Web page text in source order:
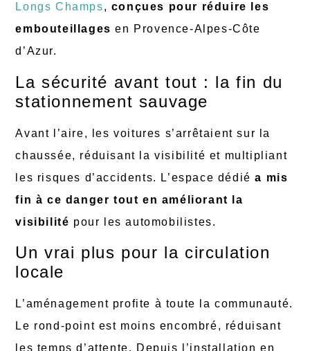
Longs Champs, conçues pour réduire les
embouteillages en Provence-Alpes-Côte
d’Azur.
La sécurité avant tout : la fin du
stationnement sauvage
Avant l’aire, les voitures s’arrêtaient sur la
chaussée, réduisant la visibilité et multipliant
les risques d’accidents. L’espace dédiéa mis
fin à ce danger tout en améliorant la
visibilité pour les automobilistes.
Un vrai plus pour la circulation
locale
L’aménagement profite à toute la communauté.
Le rond-point est moins encombré, réduisant
les temps d’attente. Depuis l’installation en